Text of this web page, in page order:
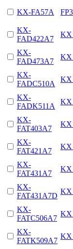
KX-FA57A
KX-
FAD422A7
KX
KX-
FAD473A7
KX
KX-
FADC510A
KX
KX-
FADK511A
KX
KX-
FAT403A7
KX
KX-
FAT421A7
KX
KX-
FAT431A7
KX
KX-
FAT431A7D
KX
KX-
FATC506A7
KX
KX-
FATK509A7
KX